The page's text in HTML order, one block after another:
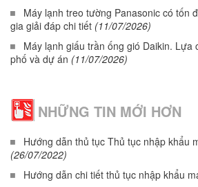
Máy lạnh treo tường Panasonic có tốn
gia giải đáp chi tiết (11/07/2026)
Máy lạnh giấu trần ống gió Daikin. Lựa
phố và dự án (11/07/2026)
NHỮNG TIN MỚI HƠN
Hướng dẫn thủ tục Thủ tục nhập khẩu
(26/07/2022)
Hướng dẫn chi tiết thủ tục nhập khẩu